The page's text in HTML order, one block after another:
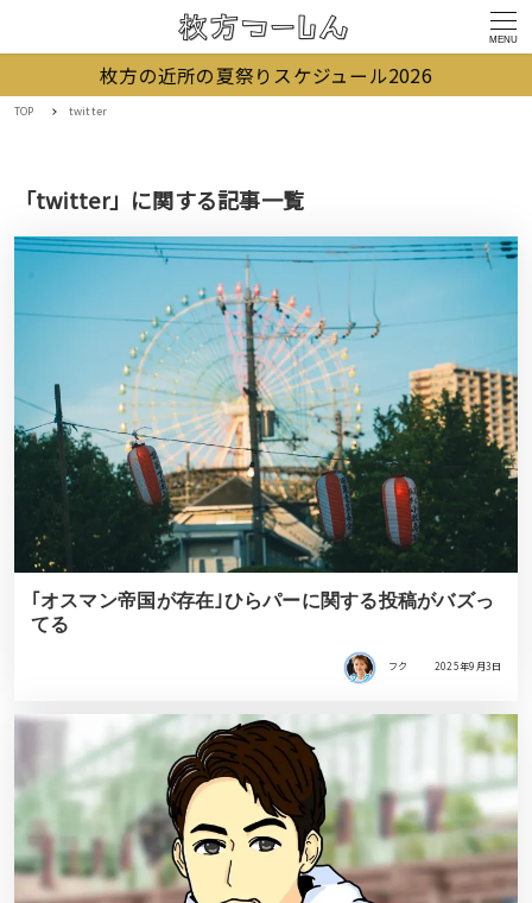
MENU
枚方の近所の夏祭りスケジュール2026
TOP twitter
「twitter」に関する記事一覧
｢オスマン帝国が存在｣ひらパーに関する投稿がバズっ
てる
フク 2025年9月3日